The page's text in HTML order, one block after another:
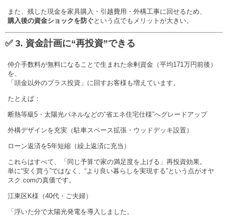
また、残した現金を家具購入・引越費用・外構工事に回せるため、
購入後の資金ショックを防ぐ という点でもメリットが大きい。
✅ 3. 資金計画に“再投資”できる
仲介手数料が無料になることで生まれた余剰資金（平均171万円前後）
を、
「頭金以外のプラス投資」に回すお客様も増えています。
たとえば：
断熱等級5・太陽光パネルなどの“省エネ住宅仕様”へグレードアップ
外構デザインを充実（駐車スペース拡張・ウッドデッキ設置）
ローン返済を5年短縮（繰上返済に充当）
これらはすべて、「同じ予算で家の満足度を上げる」再投資効果。
単に“安く買う”ではなく、“より良い暮らしを実現する”という点がオヤ
スク.comの真価です。
江東区K様（40代・ご夫婦）
「浮いた分で太陽光発電を導入しました。